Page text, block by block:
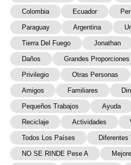
Colombia Ecuador
Paraguay Argentina
Tierra Del Fuego Jonathan
Daños Grandes Proporciones
Privilegio Otras Personas
Amigos Familiares
Pequeños Trabajos Ayuda
Reciclaje Actividades
Todos Los Países Diferentes
NO SE RINDE Pese A